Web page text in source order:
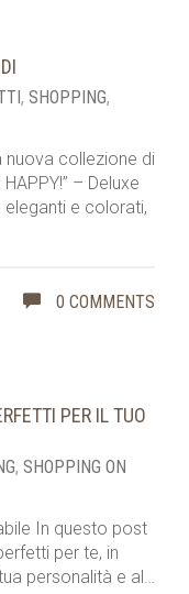
,SHOPPING,
nuova collezione di
– Deluxe
e colorati,
0 COMMENTS
PER IL TUO
,SHOPPING ON
In questo post
per te, in
personalità e al…